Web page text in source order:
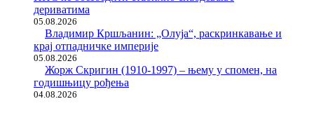
дериватима
05.08.2026
Владимир Кршљанин: „Олуја“, раскринкавање и
крај отпадничке империје
05.08.2026
Жорж Скригин (1910-1997) – њему у спомен, на
годишњицу рођења
04.08.2026